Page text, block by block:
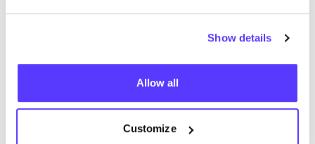
Show details
Allow all
Customize
Vous sou­hai­tez vous lan­cer dans le sec­teur de la
vendre ? C’est bien! Féli­ci­ta­tions ! Com­ment faire pour
vous expli­que­ra com­ment faire de votre entre­prise un